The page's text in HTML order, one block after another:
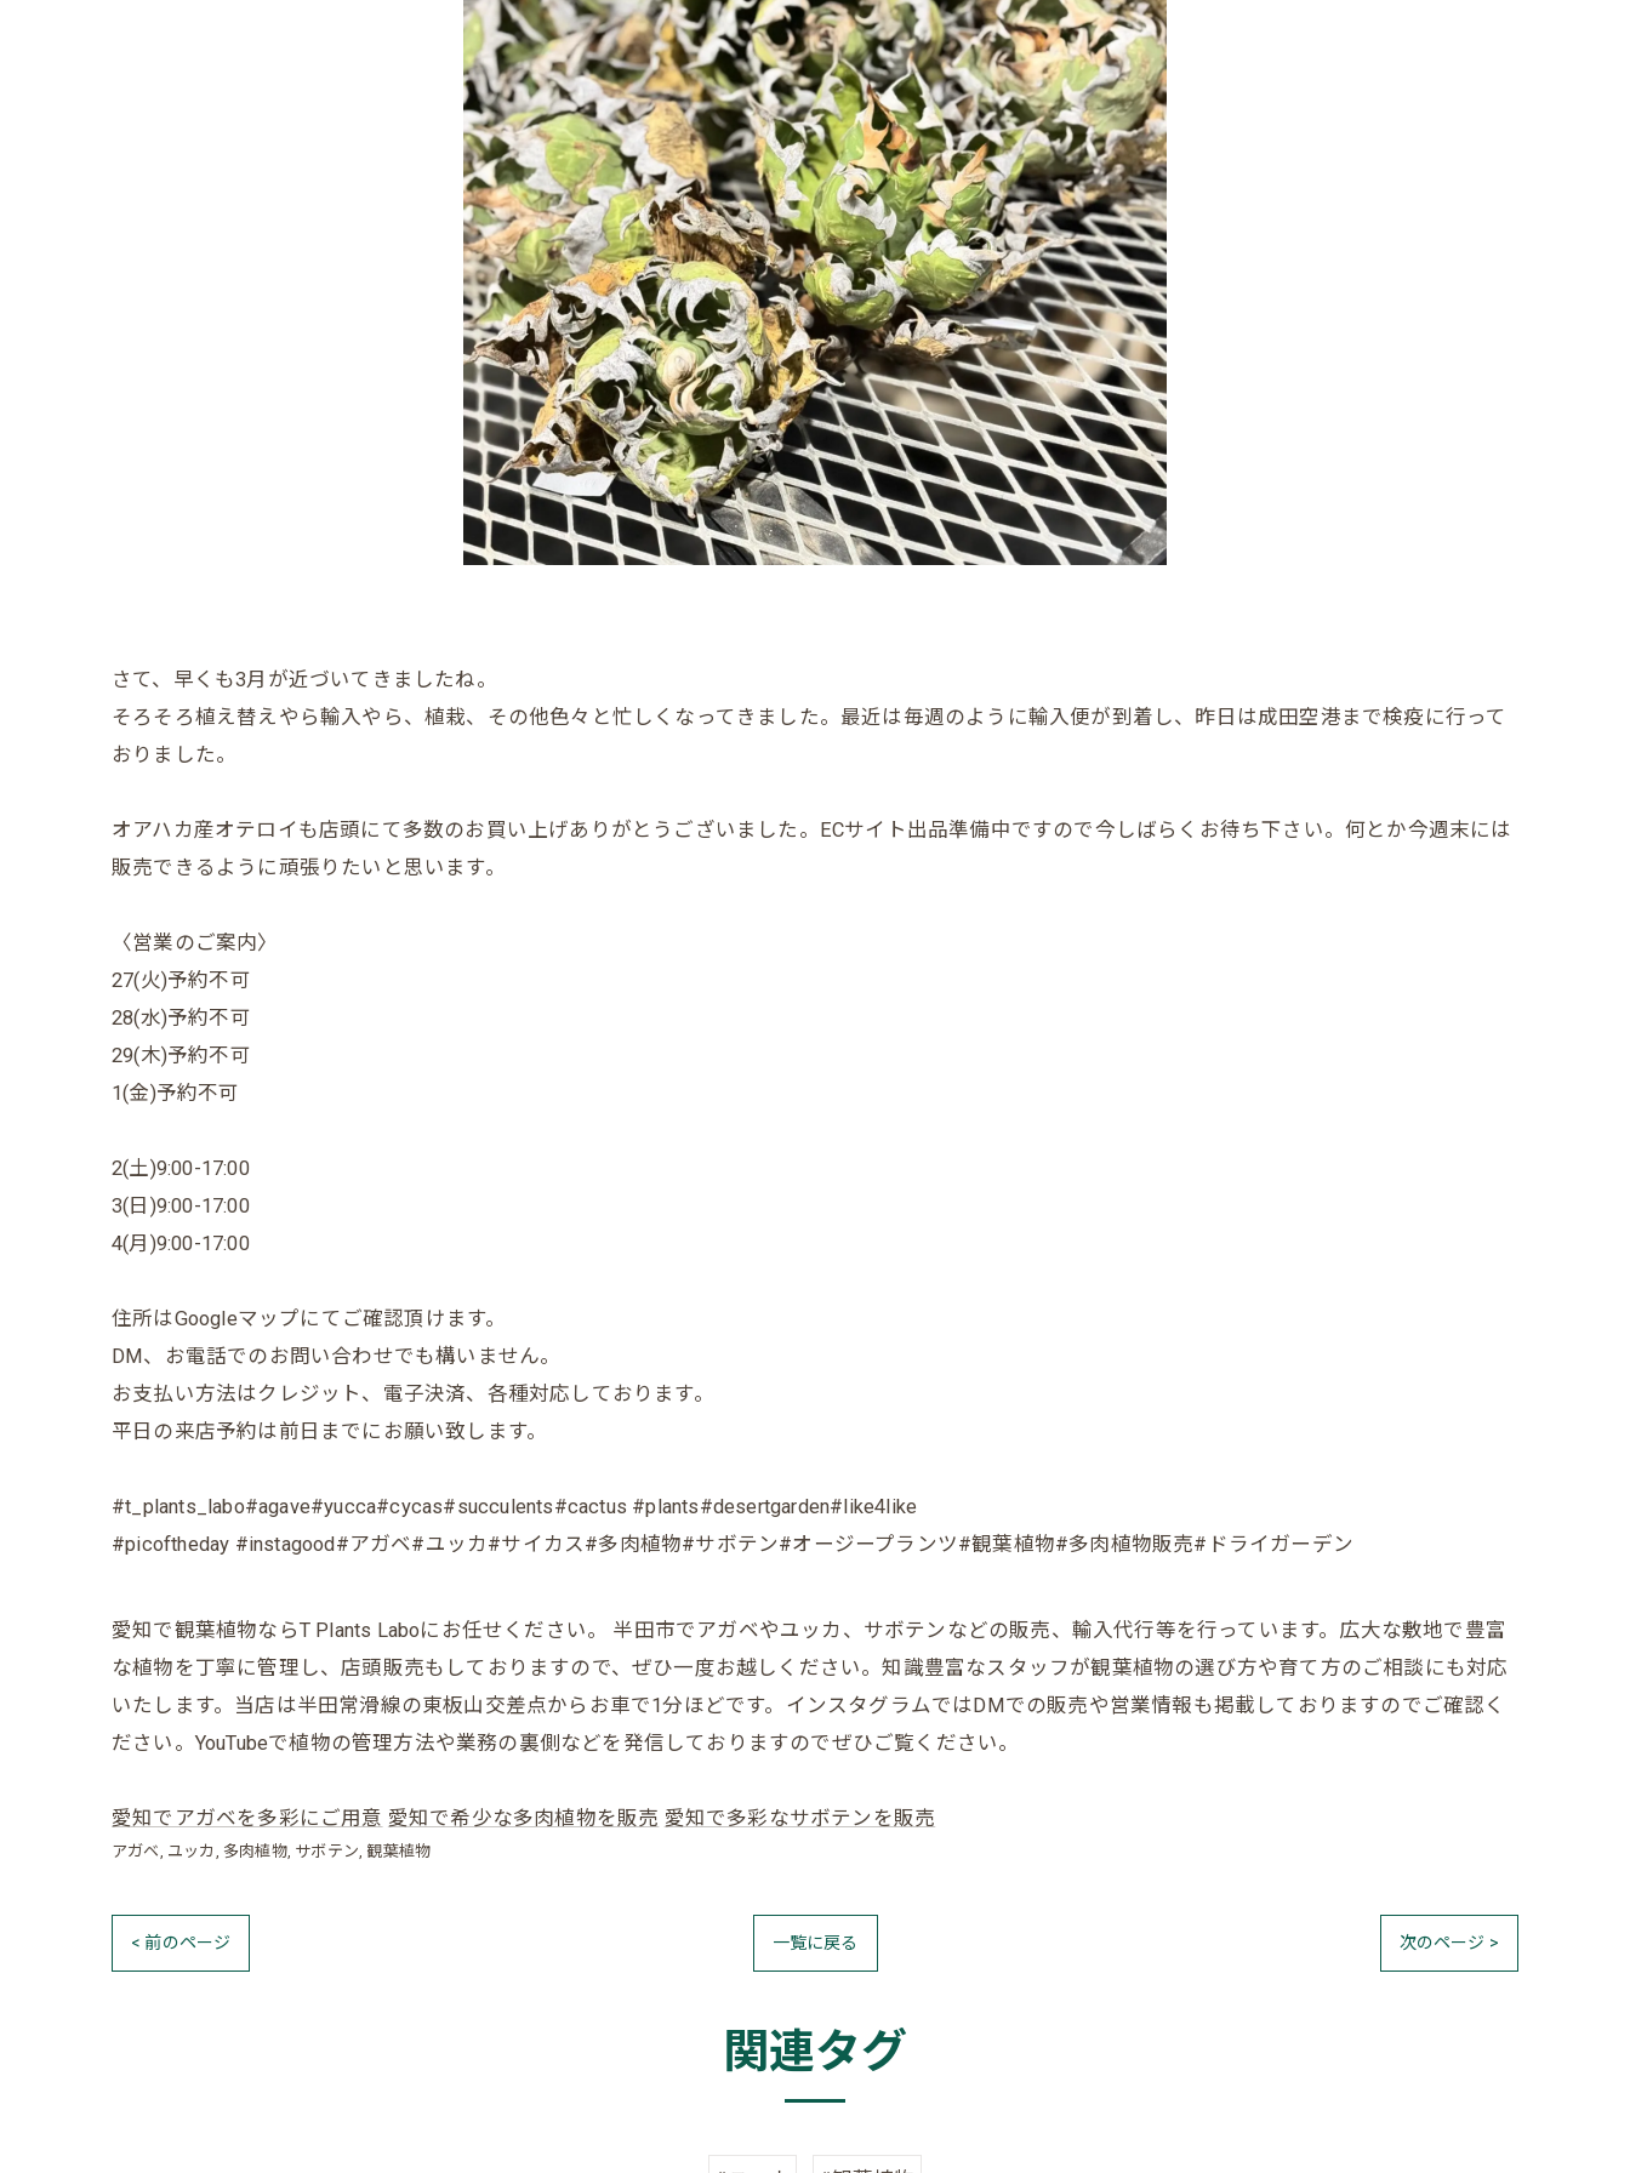
さて、早くも3月が近づいてきましたね。
そろそろ植え替えやら輸入やら、植栽、その他色々と忙しくなってきました。最近は毎週のように輸入便が到着し、昨日は成田空港まで検疫に行って
おりました。
オアハカ産オテロイも店頭にて多数のお買い上げありがとうございました。ECサイト出品準備中ですので今しばらくお待ち下さい。何とか今週末には
販売できるように頑張りたいと思います。
〈営業のご案内〉
27(火)予約不可
28(水)予約不可
29(木)予約不可
1(金)予約不可
2(土)9:00-17:00
3(日)9:00-17:00
4(月)9:00-17:00
住所はGoogleマップにてご確認頂けます。
DM、お電話でのお問い合わせでも構いません。
お支払い方法はクレジット、電子決済、各種対応しております。
平日の来店予約は前日までにお願い致します。
#t_plants_labo#agave#yucca#cycas#succulents#cactus #plants#desertgarden#like4like
#picoftheday #instagood#アガベ#ユッカ#サイカス#多肉植物#サボテン#オージープランツ#観葉植物#多肉植物販売#ドライガーデン
愛知で観葉植物ならT Plants Laboにお任せください。 半田市でアガベやユッカ、サボテンなどの販売、輸入代行等を行っています。広大な敷地で豊富
な植物を丁寧に管理し、店頭販売もしておりますので、ぜひ一度お越しください。知識豊富なスタッフが観葉植物の選び方や育て方のご相談にも対応
いたします。当店は半田常滑線の東板山交差点からお車で1分ほどです。インスタグラムではDMでの販売や営業情報も掲載しておりますのでご確認く
ださい。YouTubeで植物の管理方法や業務の裏側などを発信しておりますのでぜひご覧ください。
愛知でアガベを多彩にご用意 愛知で希少な多肉植物を販売 愛知で多彩なサボテンを販売
アガベ ユッカ 多肉植物 サボテン 観葉植物
< 前のページ 一覧に戻る 次のページ >
関連タグ